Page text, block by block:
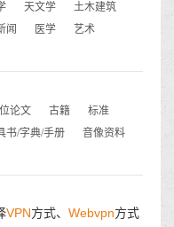
天文学
土木建筑
闻 医学
艺术
论文 古籍
标准
书/字典/手册
音像资料
VPN方式、 Webvpn方式